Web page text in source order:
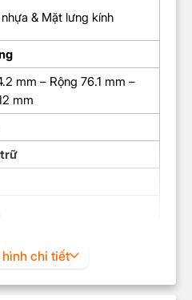
& Mặt lưng kính
mm – Rộng 76.1 mm –
mm
trữ
chi tiết